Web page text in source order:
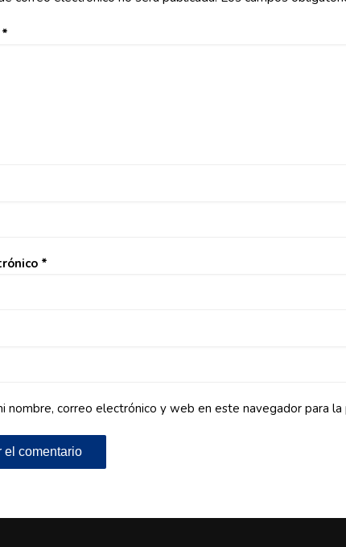
*
*
nombre, correo electrónico y web en este navegador para